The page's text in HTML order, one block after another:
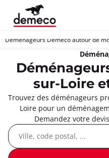
Déménageurs Demeco autour de
sur-Loire
Trouvez des déménageurs
Loire pour un
Demandez votre